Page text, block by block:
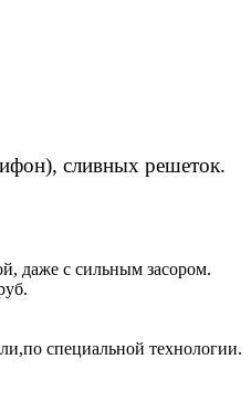
сливных решеток.
даже с сильным засором.
специальной технологии.